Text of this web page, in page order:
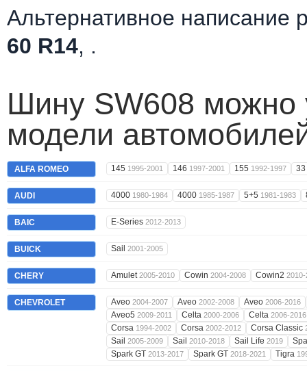
Альтернативное написание
60 R14, .
Шину SW608 можно
модели
ALFA ROMEO 145 1995-2001 146 1997-2001 155 1992-1997 33
AUDI 4000 1980-1984 4000 1985-1987 5+5 1981-1983
BAIC E-Series 2012-2013
BUICK Sail 2001-2005
CHERY Amulet2005-2010 Cowin 2004-2008 Cowin2 2010-
CHEVROLET Aveo 2004-2007 Aveo 2002-2008 Aveo 2006-2016
Aveo5 2009-2011 Celta 2000-2006 Celta 2006-2016
Corsa 1994-2002 Corsa 2002-2012 Corsa Classic
Sail 2005-2009 Sail 2010-2018 Sail Life 2019
Spark GT 2013-2017 Spark GT 2018-2021 Tigra